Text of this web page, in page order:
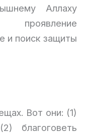
Аллаху
и поиск защиты
Вот они: (1)
благоговеть